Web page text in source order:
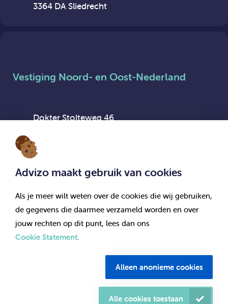
Advizo maakt gebruik van cookies
Als je meer wilt weten over de cookies die wij gebruiken,
de gegevens die daarmee verzameld worden en over
jouw rechten op dit punt, lees dan ons
Cookie Statement
Alleen anonieme cookies
Alle cookies toestaan
3364 DA Sliedrecht
Vestiging Noord- en Oost-Nederland
Dokter Stolteweg 46
Vestiging Flexpool Advizo Interim
© Advizo 2026. Alle rechten voorbehouden.